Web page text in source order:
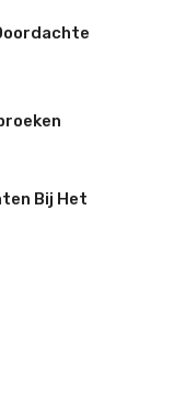
Bij Het